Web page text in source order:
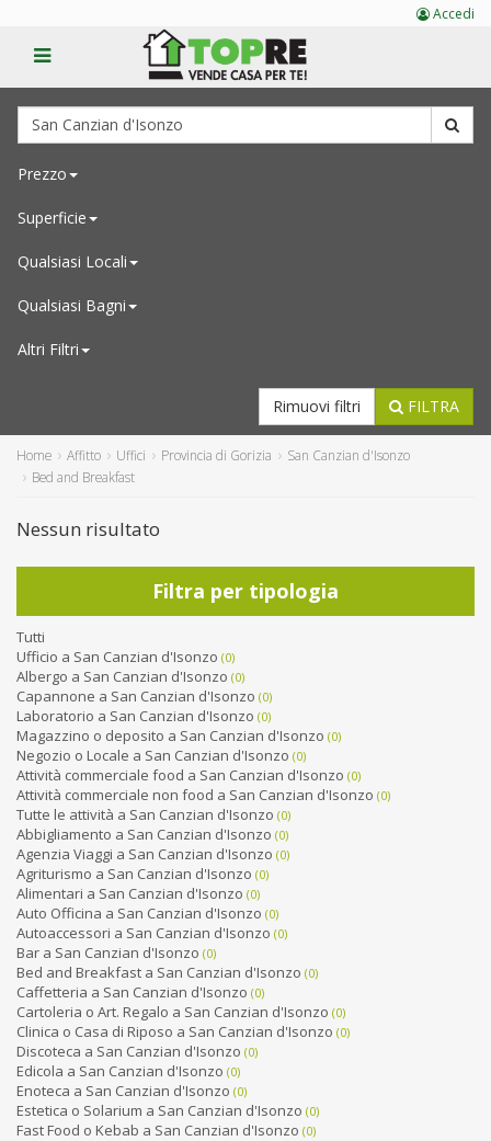
Prezzo
Superficie
Qualsiasi Locali
Qualsiasi Bagni
Altri Filtri
FILTRA
Rimuovi filtri
Home Affitto Uffici Provincia di Gorizia
San Canzian d'Isonzo
Bed and Breakfast
Nessun risultato
Filtra per tipologia
Tutti
Ufficio a San Canzian d'Isonzo (0)
Albergo a San Canzian d'Isonzo (0)
Capannone a San Canzian d'Isonzo (0)
Laboratorio a San Canzian d'Isonzo (0)
Magazzino o deposito a San Canzian d'Isonzo (0)
Negozio o Locale a San Canzian d'Isonzo (0)
Attività commerciale food a San Canzian d'Isonzo (0)
Attività commerciale non food a San Canzian d'Isonzo (0)
Tutte le attività a San Canzian d'Isonzo (0)
Abbigliamento a San Canzian d'Isonzo (0)
Agenzia Viaggi a San Canzian d'Isonzo (0)
Agriturismo a San Canzian d'Isonzo (0)
Alimentari a San Canzian d'Isonzo (0)
Auto Officina a San Canzian d'Isonzo (0)
Autoaccessori a San Canzian d'Isonzo (0)
Bar a San Canzian d'Isonzo (0)
Bed and Breakfast a San Canzian d'Isonzo (0)
Caffetteria a San Canzian d'Isonzo (0)
Cartoleria o Art. Regalo a San Canzian d'Isonzo (0)
Clinica o Casa di Riposo a San Canzian d'Isonzo (0)
Discoteca a San Canzian d'Isonzo (0)
Edicola a San Canzian d'Isonzo (0)
Enoteca a San Canzian d'Isonzo (0)
Estetica o Solarium a San Canzian d'Isonzo (0)
Fast Food o Kebab a San Canzian d'Isonzo (0)
Accedi